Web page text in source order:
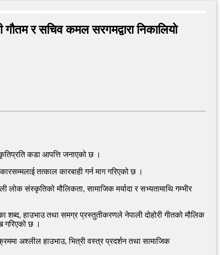
र सचिव कमल सरगमद्वारा निकालियो
कडा आपत्ति जनाएको छ ।
तत्काल कारबाही गर्न माग गरिएको छ ।
संस्कृतिको मौलिकता, सामाजिक मर्यादा र सभ्यतामाथि गम्भीर
शब्द, हाउभाउ तथा समग्र प्रस्तुतीकरणले नेपाली दोहोरी गीतको मौलिक
गरिएको छ ।
अश्लील हाउभाउ, भित्री वस्त्र प्रदर्शन तथा सामाजिक